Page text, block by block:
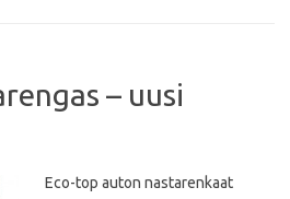
– uusi
Eco-top auton nastarenkaat